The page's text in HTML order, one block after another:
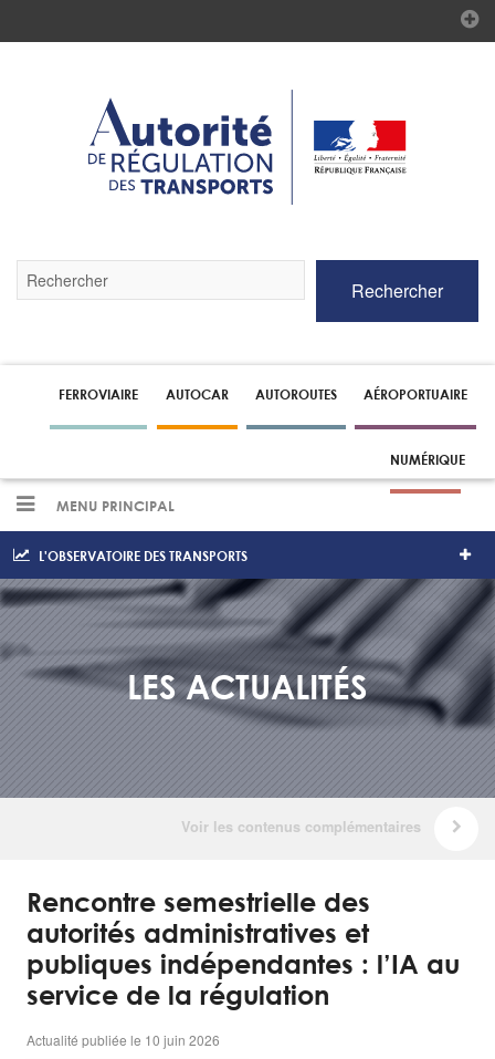
par
pour
recherche
Rechercher
FERROVIAIRE AUTOCAR AUTOROUTES AÉROPORTUAIRE
NUMÉRIQUE
MENU PRINCIPAL
L'OBSERVATOIRE DES TRANSPORTS
LES ACTUALITÉS
Rencontre semestrielle des
autorités administratives et
publiques indépendantes : l’IA au
service de la régulation
Actualité publiée le 10 juin 2026